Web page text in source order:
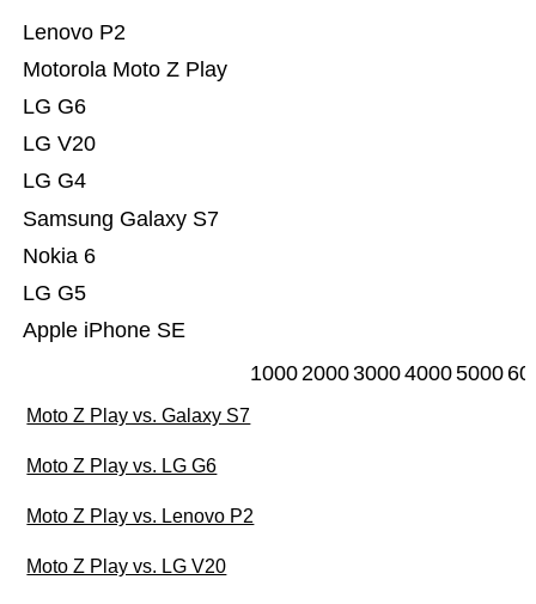
Apple iPhone SE
LG G5
Nokia 6
Samsung Galaxy S7
LG G4
LG V20
LG G6
Motorola Moto Z Play
Lenovo P2
10002000300040005000
Moto Z Play vs. Galaxy S7
Moto Z Play vs. LG G6
Moto Z Play vs. Lenovo P2
Moto Z Play vs. LG V20